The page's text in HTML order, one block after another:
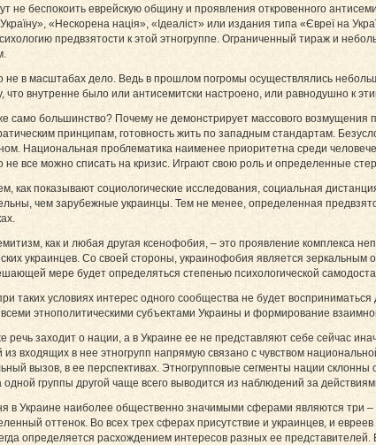
не беспокоить еврейскую общину и проявления откровенного
Украї­ну», «Нес­ко­рена нація», «Ідеа­ліст» или издания типа «Єв­реї на
предвзятости к этой этногруппе. Ограниченный тираж и
не в масштабах дело. Ведь в прошлом погромы осуществлялись
что внутренне было или антисемитски настроено, или равнодушно к
само большинство? Почему не демонстрирует массового
принципам, готовность жить по западным стандартам.
Национальная проблематика наименее приоритетна среди
не все можно списать на кризис. Играют свою роль и определенные
как показывают социологические исследования, социальная
чем зарубежные украинцы. Тем не менее, определенная
как и любая другая ксенофобия, – это проявление комплекса
украинцев. Со своей стороны, украинофобия является
мере будет определяться степенью психологической
таких условиях интерес одного сообщества не будет
этнополитическими субъектами Украины и формирование
речь заходит о нации, а в Украине ее не представляют себе сейчас
из входящих в нее этногрупп напрямую связано с чувством
вызов, в ее перспективах. Этногрупповые сегменты нации склонны
одной группы другой чаще всего выводится из наблюдений за
в Украине наиболее общественно значимыми сферами являются три
оттенок. Во всех трех сферах присутствие и украинцев, и
определяется расхождением интересов разных ее